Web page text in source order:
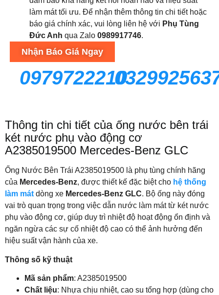
làm mát tối ưu. Để nhận thêm thông tin chi tiết hoặc
báo giá chính xác, vui lòng liên hệ với Phụ Tùng
Đức Anh qua Zalo 0989917746.
Nhận Báo Giá Ngay
0979722210
Thông tin chi tiết của ống nước bên trái
két nước phụ vào động cơ
A2385019500 Mercedes-Benz GLC
Ống Nước Bên Trái A2385019500 là phụ tùng chính hãng
của Mercedes-Benz, được thiết kế đặc biệt cho hệ thống
làm mát dòng xe Mercedes-Benz GLC. Bộ ống này đóng
vai trò quan trọng trong việc dẫn nước làm mát từ két nước
phụ vào động cơ, giúp duy trì nhiệt độ hoạt động ổn định và
ngăn ngừa các sự cố nhiệt độ cao có thể ảnh hưởng đến
hiệu suất vận hành của xe.
Thông số kỹ thuật
Mã sản phẩm: A2385019500
Chất liệu: Nhựa chịu nhiệt, cao su tổng hợp (dùng cho